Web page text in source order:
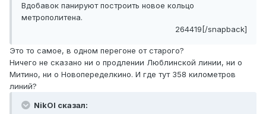
Вдобавок панируют построить новое кольцо
метрополитена.
264419[/snapback]
Это то самое, в одном перегоне от старого?
Ничего не сказано ни о продлении Люблинской линии, ни о
Митино, ни о Новопеределкино. И где тут 358 километров
линий?
NikOl сказал: